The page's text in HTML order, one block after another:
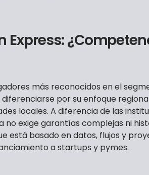
Express:
más reconocidos en el
por su enfoque
locales. A diferencia de las
no exige garantías complejas ni
está basado en datos, flujos y
a startups y pymes.